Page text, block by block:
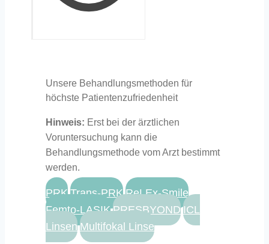
Unsere Behandlungsmethoden für
höchste Patientenzufriedenheit
Hinweis: Erst bei der ärztlichen
Voruntersuchung kann die
Behandlungsmethode vom Arzt bestimmt
werden.
PRK Trans-PRK ReLEx-Smile
Femto-LASIK PRESBYOND ICL
Linsen Multifokal Linse